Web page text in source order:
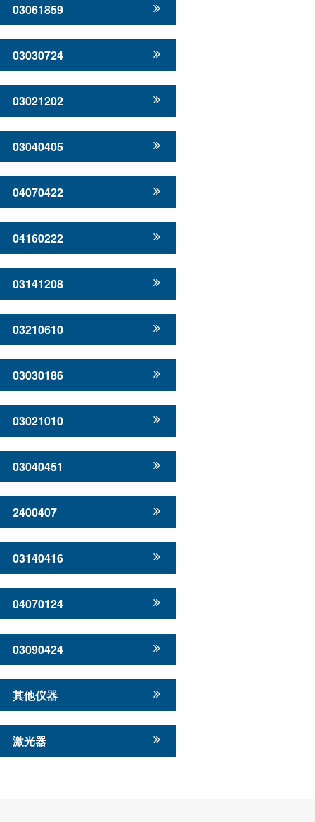
03061859
03030724
03021202
03040405
04070422
04160222
03141208
03210610
03030186
03021010
03040451
2400407
03140416
04070124
03090424
其他仪器
激光器